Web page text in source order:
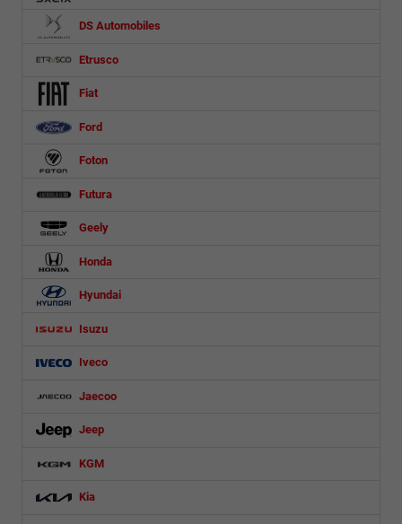
DS Automobiles
Etrusco
Fiat
Ford
Foton
Futura
Geely
Honda
Hyundai
Isuzu
Iveco
Jaecoo
Jeep
KGM
Kia